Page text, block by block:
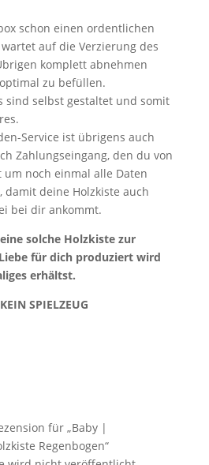
schon einen ordentlichen
auf die Verzierung des
komplett abnehmen
zu befüllen.
sind selbst gestaltet und somit
Service ist übrigens auch
Zahlungseingang, den du von
um noch einmal alle Daten
damit deine Holzkiste auch
bei dir ankommt.
solche Holzkiste zur
für dich produziert wird
erhältst.
SPIELZEUG
für „Baby |
Regenbogen“